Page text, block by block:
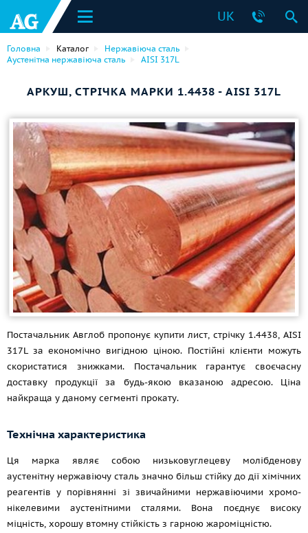
UK
Головна Каталог
Нержавіюча сталь
Аустенітна нержавіюча сталь
AISI 317L
АРКУШ, СТРІЧКА МАРКИ 1.4438 - AISI 317L
Постачальник Авглоб пропонує купити лист, стрічку 1.4438, AISI
317L за економічно вигідною ціною. Постійні клієнти можуть
скористатися знижками. Постачальник гарантує своєчасну
доставку продукції за будь-якою вказаною адресою. Ціна
найкраща у даному сегменті прокату.
Технічна характеристика
Ця марка являє собою низьковуглецеву молібденову
аустенітну нержавіючу сталь значно більш стійку до дії хімічних
реагентів у порівнянні зі звичайними нержавіючими хромо-
нікелевими аустенітними сталями. Вона поєднує високу
міцність, хорошу втомну стійкість з гарною жароміцністю.